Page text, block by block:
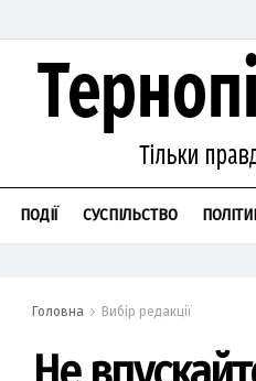
ПОДІЇ СУСПІЛЬСТВО
Головна Вибір редакції